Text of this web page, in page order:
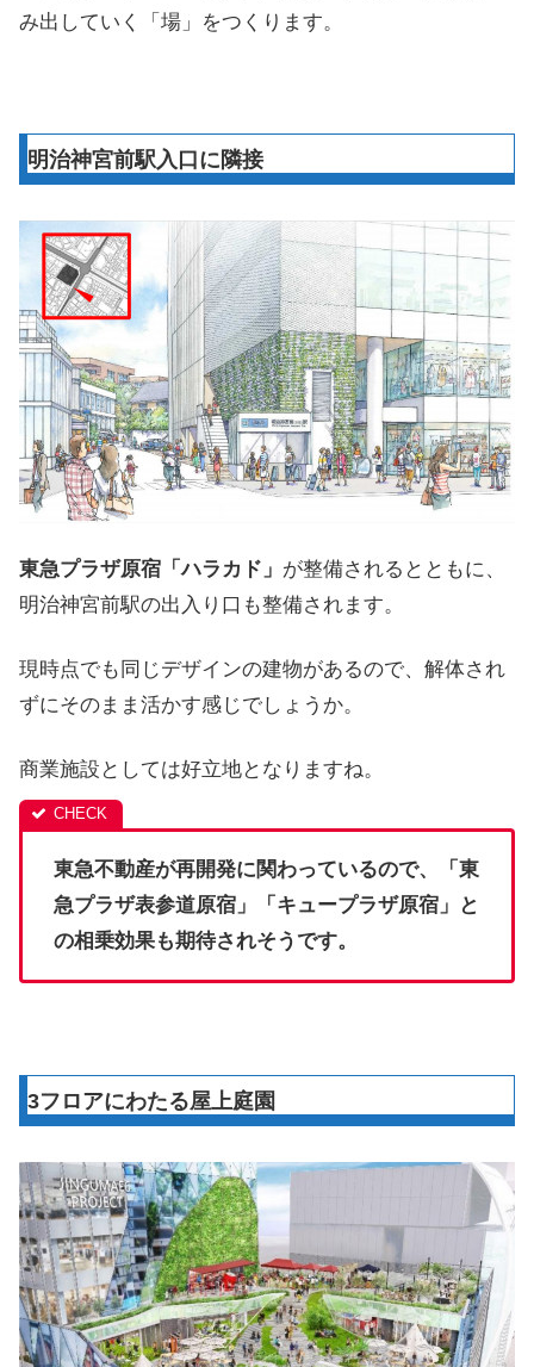
み出していく「場」をつくります。
明治神宮前駅入口に隣接
東急プラザ原宿「ハラカド」 が整備されるとともに、
明治神宮前駅の出入り口も整備されます。
現時点でも同じデザインの建物があるので、解体され
ずにそのまま活かす感じでしょうか。
商業施設としては好立地となりますね。
東急不動産が再開発に関わっているので、「東
急プラザ表参道原宿」「キュープラザ原宿」と
の相乗効果も期待されそうです。
3フロアにわたる屋上庭園